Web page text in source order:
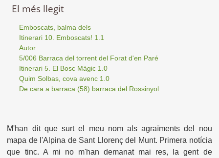
El més llegit
Emboscats, balma dels
Itinerari 10. Emboscats! 1.1
Autor
5/006 Barraca del torrent del Forat d'en Paré
Itinerari 5. El Bosc Màgic 1.0
Quim Solbas, cova avenc 1.0
De cara a barraca (58) barraca del Rossinyol
M'han dit que surt el meu nom als agraïments del nou
mapa de l'Alpina de Sant Llorenç del Munt. Primera notícia
que tinc. A mi no m'han demanat mai res, la gent de